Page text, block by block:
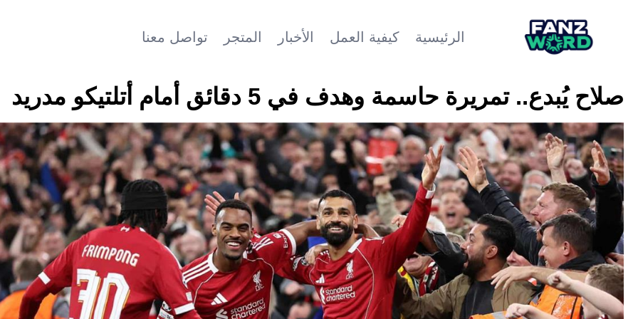
الرئيسية كيفية العمل الأخبار المتجر تواصل معنا
صلاح يُبدع.. تمريرة حاسمة وهدف في 5 دقائق أمام أتلتيكو مدريد